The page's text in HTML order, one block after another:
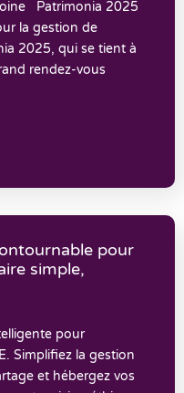
Patrimonia 2025
la gestion de
2025, qui se tient à
rendez-vous
pour
simple,
pour
Simplifiez la gestion
et hébergez vos